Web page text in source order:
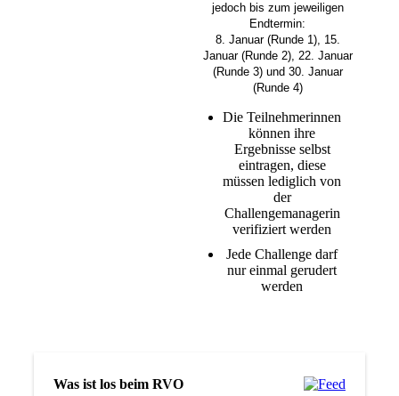
jedoch bis zum jeweiligen
Endtermin:
8. Januar (Runde 1), 15.
Januar (Runde 2), 22. Januar
(Runde 3) und 30. Januar
(Runde 4)
Die Teilnehmerinnen
können ihre
Ergebnisse selbst
eintragen, diese
müssen lediglich von
der
Challengemanagerin
verifiziert werden
Jede Challenge darf
nur einmal gerudert
werden
Was ist los beim RVO